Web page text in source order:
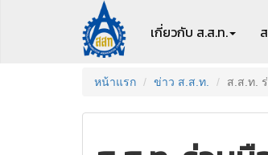
เกี่ยวกับ ส.ส.ท.
หน้าแรก ข่าว ส.ส.ท. ส.ส.ท.